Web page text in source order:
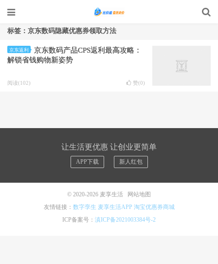
标签：京东数码隐藏优惠券领取方法
京东返利
京东数码产品CPS返利最高攻略：
解锁省钱购物新姿势
阅读(102) 赞(0)
让生活更优惠 让创业更简单
APP下载 新人红包
© 2020-2026 麦享生活
网站地图
友情链接： 数字孪生 麦享生活APP 淘宝优惠券商城
ICP备案号： 滇ICP备2021003384号-2